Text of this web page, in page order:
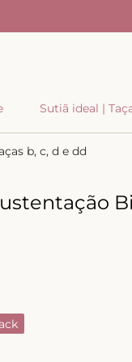
cartão
Sutiã ideal |
b, c, d e dd